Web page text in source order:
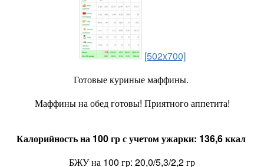
[502x700]
Готовые куриные маффины.
Маффины на обед готовы! Приятного аппетита!
Калорийность на 100 гр с учетом ужарки: 136,6 ккал
БЖУ на 100 гр: 20,0/5,3/2,2 гр